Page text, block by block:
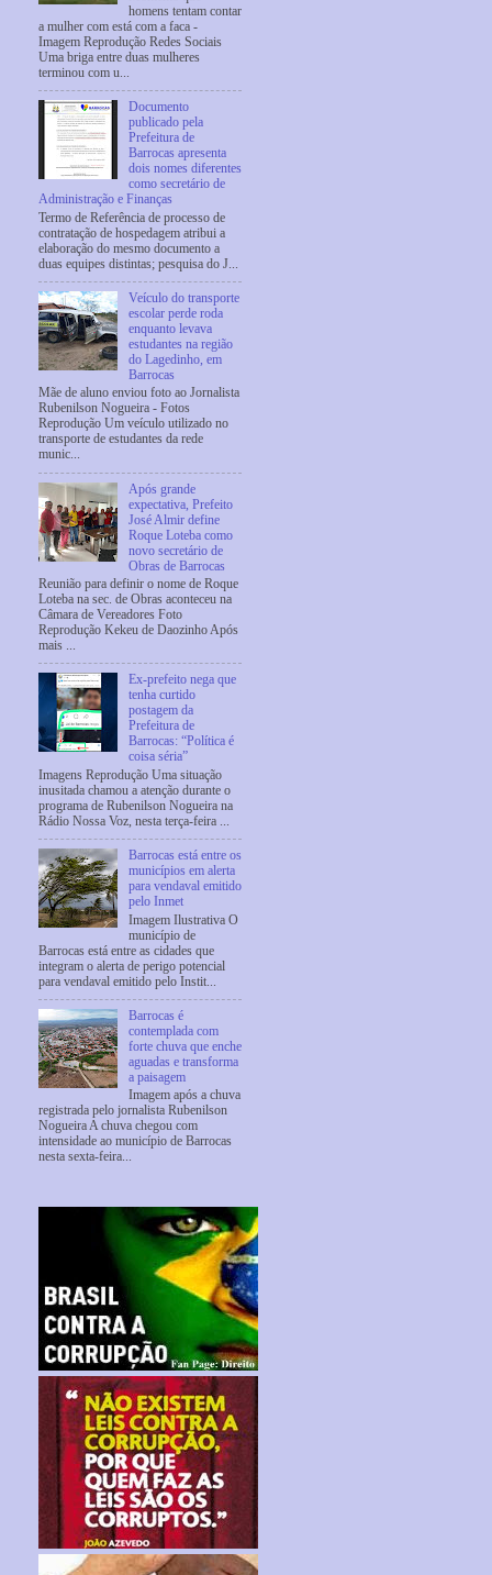
homens tentam contar
a mulher com está com a faca -
Imagem Reprodução Redes Sociais
Uma briga entre duas mulheres
terminou com u...
Documento
publicado pela
Prefeitura de
Barrocas apresenta
dois nomes diferentes
como secretário de
Administração e Finanças
Termo de Referência de processo de
contratação de hospedagem atribui a
elaboração do mesmo documento a
duas equipes distintas; pesquisa do J...
Veículo do transporte
escolar perde roda
enquanto levava
estudantes na região
do Lagedinho, em
Barrocas
Mãe de aluno enviou foto ao Jornalista
Rubenilson Nogueira - Fotos
Reprodução Um veículo utilizado no
transporte de estudantes da rede
munic...
Após grande
expectativa, Prefeito
José Almir define
Roque Loteba como
novo secretário de
Obras de Barrocas
Reunião para definir o nome de Roque
Loteba na sec. de Obras aconteceu na
Câmara de Vereadores Foto
Reprodução Kekeu de Daozinho Após
mais ...
Ex-prefeito nega que
tenha curtido
postagem da
Prefeitura de
Barrocas: “Política é
coisa séria”
Imagens Reprodução Uma situação
inusitada chamou a atenção durante o
programa de Rubenilson Nogueira na
Rádio Nossa Voz, nesta terça-feira ...
Barrocas está entre os
municípios em alerta
para vendaval emitido
pelo Inmet
Imagem Ilustrativa O
município de
Barrocas está entre as cidades que
integram o alerta de perigo potencial
para vendaval emitido pelo Instit...
Barrocas é
contemplada com
forte chuva que enche
aguadas e transforma
a paisagem
Imagem após a chuva
registrada pelo jornalista Rubenilson
Nogueira A chuva chegou com
intensidade ao município de Barrocas
nesta sexta-feira...